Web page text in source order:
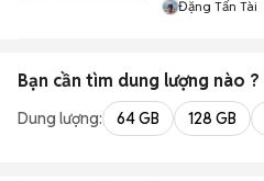
Đặng Tấn Tài
Bạn cần tìm dung lượng nào ?
Dung lượng: 64 GB 128 GB